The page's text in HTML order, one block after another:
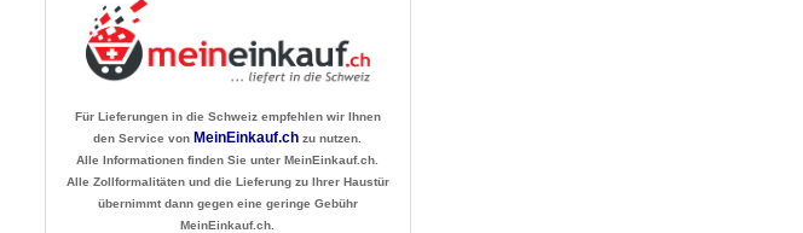
Für Lieferungen in die Schweiz empfehlen wir Ihnen
den Service von MeinEinkauf.ch zu nutzen.
Alle Informationen finden Sie unter MeinEinkauf.ch.
Alle Zollformalitäten und die Lieferung zu Ihrer Haustür
übernimmt dann gegen eine geringe Gebühr
MeinEinkauf.ch.